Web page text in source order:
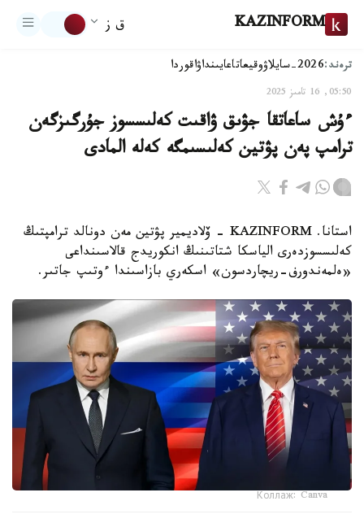
KAZINFORM ق ز
ترەند:2026-سايلاۋ وقيعاتاعايىنداۋاقوردا
05:50, 16 تامىز 2025
ءۇش ساعاتقا جۋىق ۋاقىت كەلىسسوز جۇرگىزگەن
ترامپ پەن پۋتين كەلىسىمگە كەلە المادى
استانا. KAZINFORM - ۆلاديمير پۋتين مەن دونالد ترامپتىڭ
كەلىسسوزدەرى الياسكا شتاتىنىڭ انكوريدج قالاسىنداعى
«ەلمەندورف-ريچاردسون» اسكەري بازاسىندا ءوتىپ جاتىر.
Коллаж: Canva